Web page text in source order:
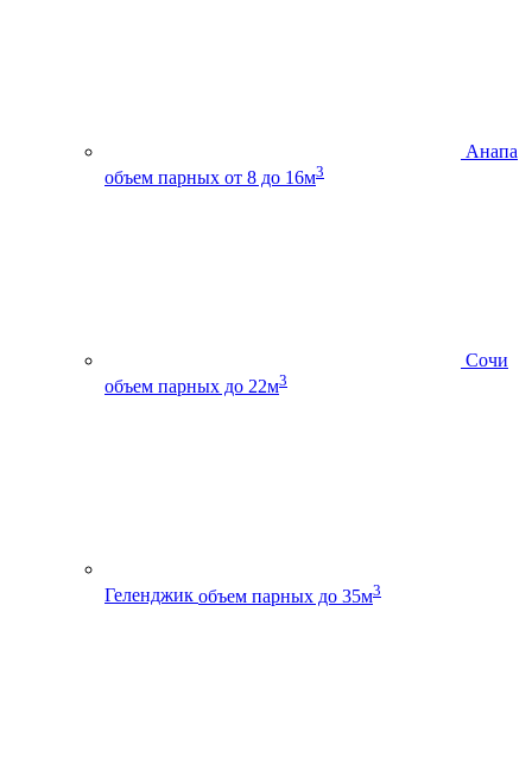
Анапа
объем парных от 8 до 16м3
Сочи
объем парных до 22м3
Геленджик объем парных до 35м3